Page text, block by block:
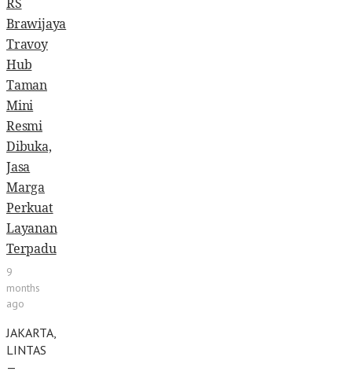
RS
Brawijaya
Travoy
Hub
Taman
Mini
Resmi
Dibuka,
Jasa
Marga
Perkuat
Layanan
Terpadu
9
months
ago
JAKARTA,
LINTAS
—